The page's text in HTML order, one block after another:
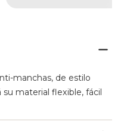
manchas, de estilo
material flexible, fácil